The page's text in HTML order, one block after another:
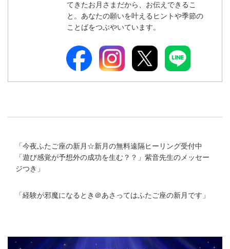
てきたお月さまだから、お伝えできるこ
と。あなたの願いを叶えるヒントや季節の
ことばをつぶやいています。
「今夜ふたご座の新月☆新月の無料遠隔ヒーリング受付中
「遊び感覚が予想外の成功を生む？？」紫音先生のメッセー
ジつき 」
「経験が邪魔になるとき＠あさってはふたご座の新月です 」